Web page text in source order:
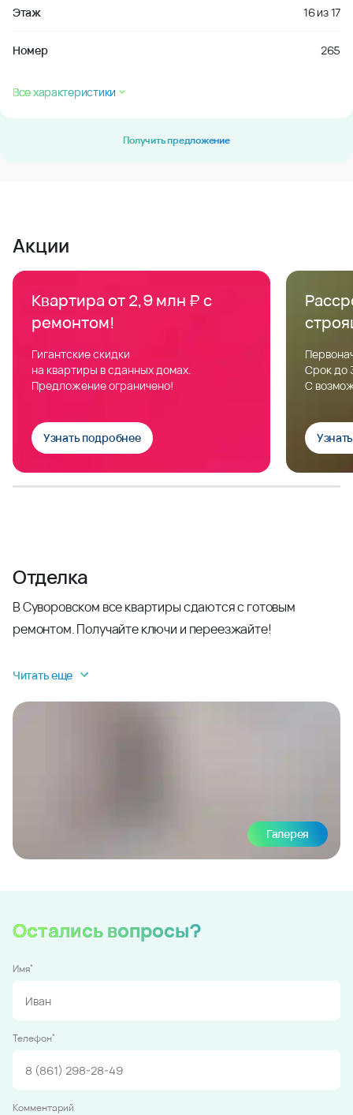
Этаж 16из17
Номер 265
Все характеристики
Получить предложение
Акции
Квартира от 2,9 млн ₽ с
ремонтом!
Гигантские скидки
на квартиры в сданных домах.
Предложение ограничено!
Узнать подробнее
Срок до
С
Отделка
В Суворовском все квартиры сдаются с готовым
ремонтом. Получайте ключи и переезжайте!
Читать еще
Галерея
Остались вопросы?
Имя*
Телефон*
Комментарий